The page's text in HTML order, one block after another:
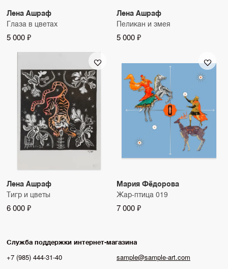
Лена Ашраф
Глаза в цветах
5 000 ₽
Лена Ашраф
Пеликан и змея
5 000 ₽
Лена Ашраф
Тигр и цветы
6 000 ₽
Мария Фёдорова
Жар-птица 019
7 000 ₽
Служба поддержки интернет-магазина
+7 (985) 444-31-40
sample@sample-art.com